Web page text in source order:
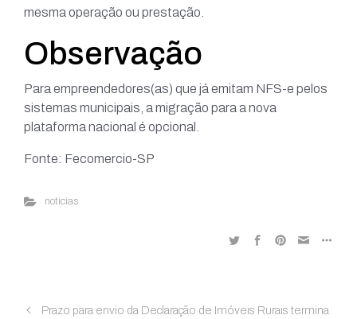
mesma operação ou prestação.
Observação
Para empreendedores(as) que já emitam NFS-e pelos
sistemas municipais, a migração para a nova
plataforma nacional é opcional.
Fonte: Fecomercio-SP
noticias
Prazo para envio da Declaração de Imóveis Rurais termina